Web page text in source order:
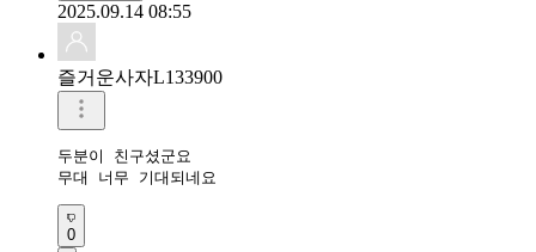
2025.09.14 08:55
즐거운사자L133900
두분이 친구셨군요
무대 너무 기대되네요
0